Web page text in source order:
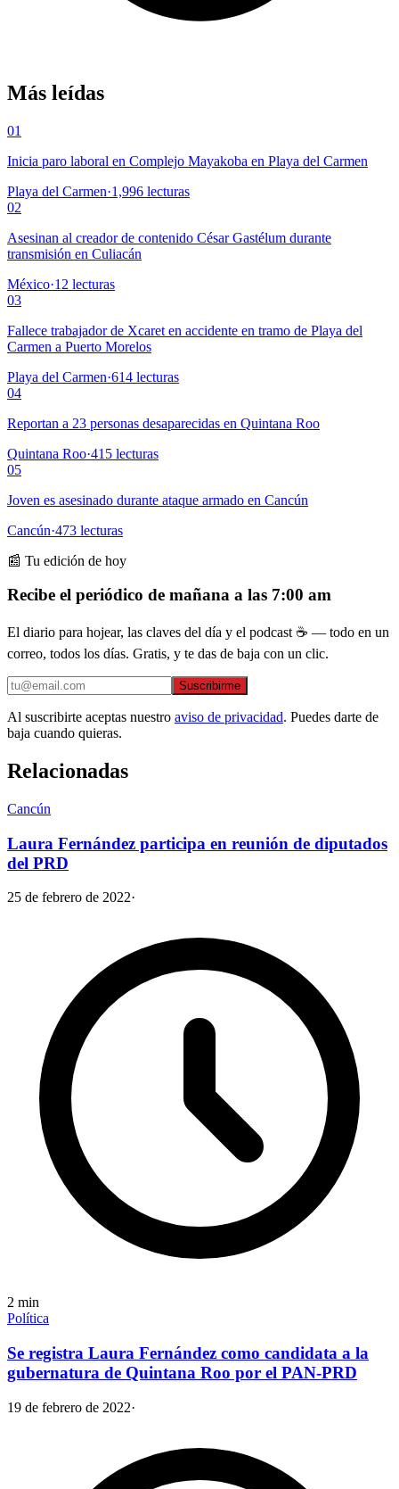
Más leídas
01
Inicia paro laboral en Complejo Mayakoba en Playa del Carmen
Playa del Carmen·1,996 lecturas
02
Asesinan al creador de contenido César Gastélum durante
transmisión en Culiacán
México·12 lecturas
03
Fallece trabajador de Xcaret en accidente en tramo de Playa del
Carmen a Puerto Morelos
Playa del Carmen·614 lecturas
04
Reportan a 23 personas desaparecidas en Quintana Roo
Quintana Roo·415 lecturas
05
Joven es asesinado durante ataque armado en Cancún
Cancún·473 lecturas
📰 Tu edición de hoy
Recibe el periódico de mañana a las 7:00 am
El diario para hojear, las claves del día y el podcast ☕ — todo en un
correo, todos los días. Gratis, y te das de baja con un clic.
Suscribirme
Al suscribirte aceptas nuestro aviso de privacidad. Puedes darte de
baja cuando quieras.
Relacionadas
Cancún
Laura Fernández participa en reunión de diputados
del PRD
25 de febrero de 2022·
2 min
Política
Se registra Laura Fernández como candidata a la
gubernatura de Quintana Roo por el PAN-PRD
19 de febrero de 2022·